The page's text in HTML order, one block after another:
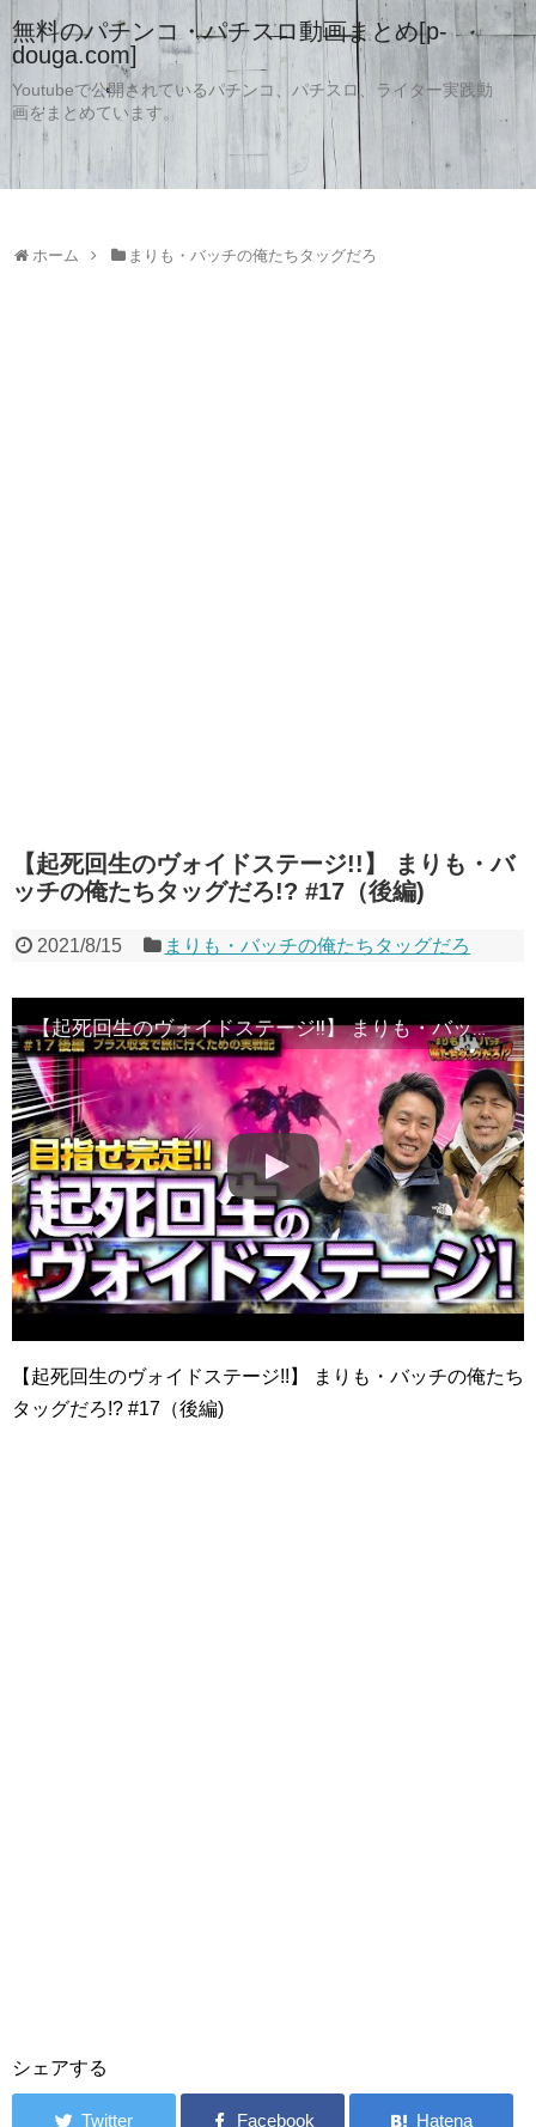
無料のパチンコ・パチスロ動画まとめ[p-
douga.com]
Youtubeで公開されているパチンコ、パチスロ、ライター実践動
画をまとめています。
ホーム まりも・バッチの俺たちタッグだろ
【起死回生のヴォイドステージ!!】 まりも・バ
ッチの俺たちタッグだろ!? #17（後編)
2021/8/15 まりも・バッチの俺たちタッグだろ
【起死回生のヴォイドステージ!!】 まりも・バッチの俺たちタッグだろ!? #17（後編)
【起死回生のヴォイドステージ!!】 まりも・バッチの俺たち
タッグだろ!? #17（後編)
シェアする